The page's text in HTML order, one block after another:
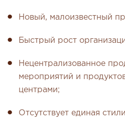
Новый, малоизвестный
Быстрый рост
Нецентрализованное
мероприятий и
центрами;
Отсутствует единая